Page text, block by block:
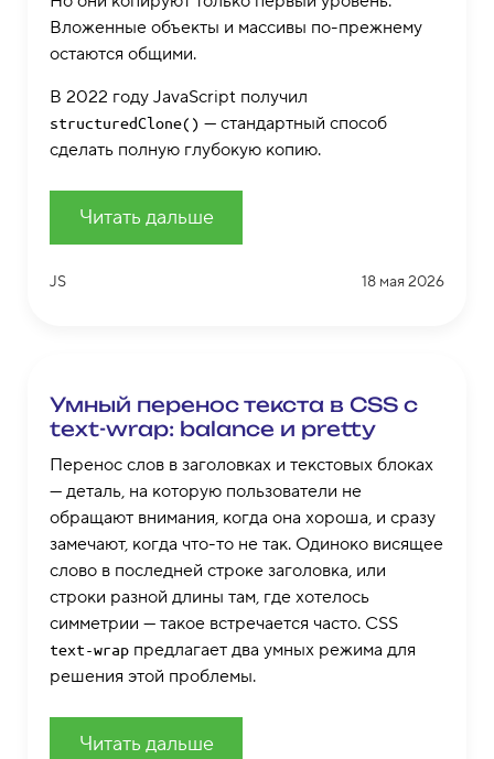
Вложенные объекты и массивы по-прежнему
остаются общими.
В 2022 году JavaScript получил
structuredClone() — стандартный способ
сделать полную глубокую копию.
Читать дальше
JS 18 мая 2026
Умный перенос текста в CSS с
text-wrap: balance и pretty
Перенос слов в заголовках и текстовых блоках
— деталь, на которую пользователи не
обращают внимания, когда она хороша, и сразу
замечают, когда что-то не так. Одиноко висящее
слово в последней строке заголовка, или
строки разной длины там, где хотелось
симметрии — такое встречается часто. CSS
text-wrap предлагает два умных режима для
решения этой проблемы.
Читать дальше